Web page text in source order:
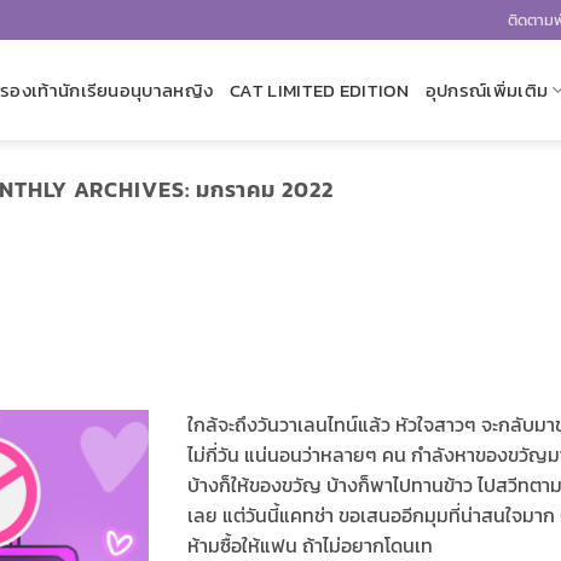
ติดตาม
รองเท้านักเรียนอนุบาลหญิง CAT LIMITED EDITION อุปกรณ์เพิ่มเติม
ARCHIVES: มกราคม 2022
ใกล้จะถึงวันวาเลนไทน์แล้ว หัวใจสาวๆ จะกลับ
ไม่กี่วัน แน่นอนว่าหลายๆ คน กำลังหาของขวัญม
บ้างก็ให้ของขวัญ บ้างก็พาไปทานข้าว ไปสวีทต
เลย แต่วันนี้แคทช่า ขอเสนออีกมุมที่น่าสนใจม
ห้ามซื้อให้แฟน ถ้าไม่อยากโดนเท